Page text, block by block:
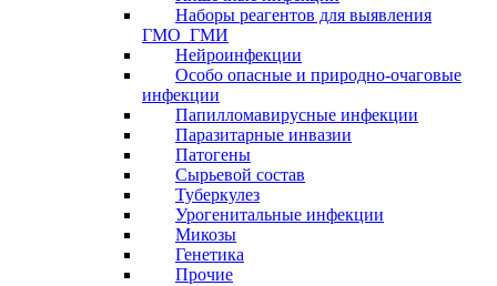
Наборы реагентов для выявления
ГМО_ГМИ
Нейроинфекции
Особо опасные и природно-очаговые
инфекции
Папилломавирусные инфекции
Паразитарные инвазии
Патогены
Сырьевой состав
Туберкулез
Урогенитальные инфекции
Микозы
Генетика
Прочие